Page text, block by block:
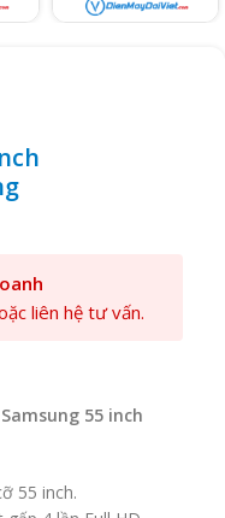
liên hệ tư vấn.
55 inch
55 inch.